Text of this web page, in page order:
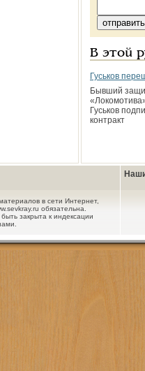
В этой
Гуськов
Бывший
Гуськов
контракт
в сети Интернет,
обязательна.
закрыта к индексации